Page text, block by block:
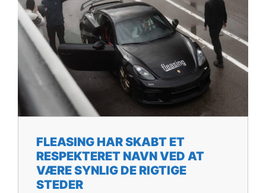
FLEASING HAR SKABT ET
RESPEKTERET NAVN VED AT
VÆRE SYNLIG DE RIGTIGE
STEDER